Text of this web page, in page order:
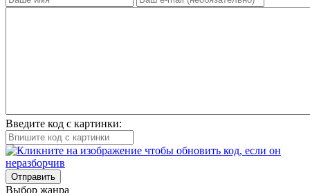
Введите код с картинки:
Отправить
Вы­бор жан­ра